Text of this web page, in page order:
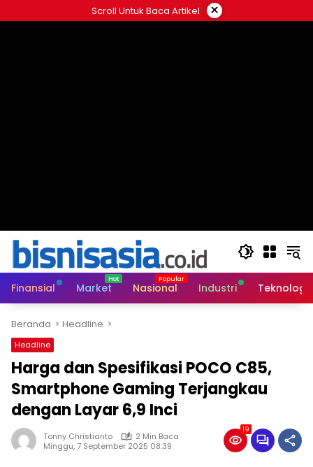
ke
Scroll Untuk Baca Artikel ×
Finansial Market Nasional Industri Teknologi
Beranda Headline
Headline
Harga dan Spesifikasi POCO C85,
Smartphone Gaming Terjangkau
dengan Layar 6,9 Inci
Tonny Christianto
2 Min Baca
Minggu, 7 September 2025 08:39
19